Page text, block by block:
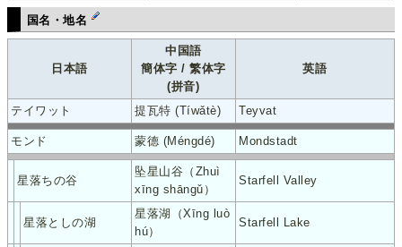
国名・地名
日本語
中国語
簡体字 / 繁体字
(拼音)
英語
テイワット 提瓦特 (Tíwǎtè) Teyvat
モンド 蒙德 (Méngdé) Mondstadt
星落ちの谷
坠星山谷（Zhuì
xīng shāngǔ）
Starfell Valley
星落としの湖
星落湖（Xīng luò
hú）
Starfell Lake